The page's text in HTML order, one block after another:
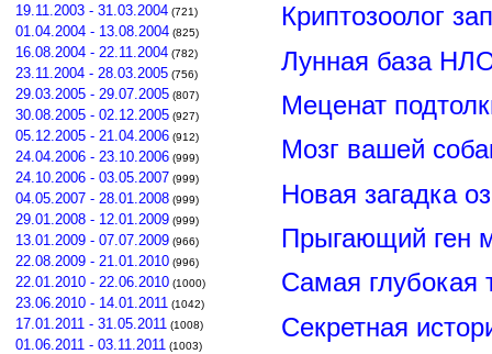
19.11.2003 - 31.03.2004 (721)
01.04.2004 - 13.08.2004 (825)
16.08.2004 - 22.11.2004 (782)
23.11.2004 - 28.03.2005 (756)
29.03.2005 - 29.07.2005 (807)
30.08.2005 - 02.12.2005 (927)
05.12.2005 - 21.04.2006 (912)
24.04.2006 - 23.10.2006 (999)
24.10.2006 - 03.05.2007 (999)
04.05.2007 - 28.01.2008 (999)
29.01.2008 - 12.01.2009 (999)
13.01.2009 - 07.07.2009 (966)
22.08.2009 - 21.01.2010 (996)
22.01.2010 - 22.06.2010 (1000)
23.06.2010 - 14.01.2011 (1042)
17.01.2011 - 31.05.2011 (1008)
01.06.2011 - 03.11.2011 (1003)
Криптозоолог
Лунная база
Меценат
Мозг вашей
Новая загадка
Прыгающий ген
Самая глубокая
Секретная